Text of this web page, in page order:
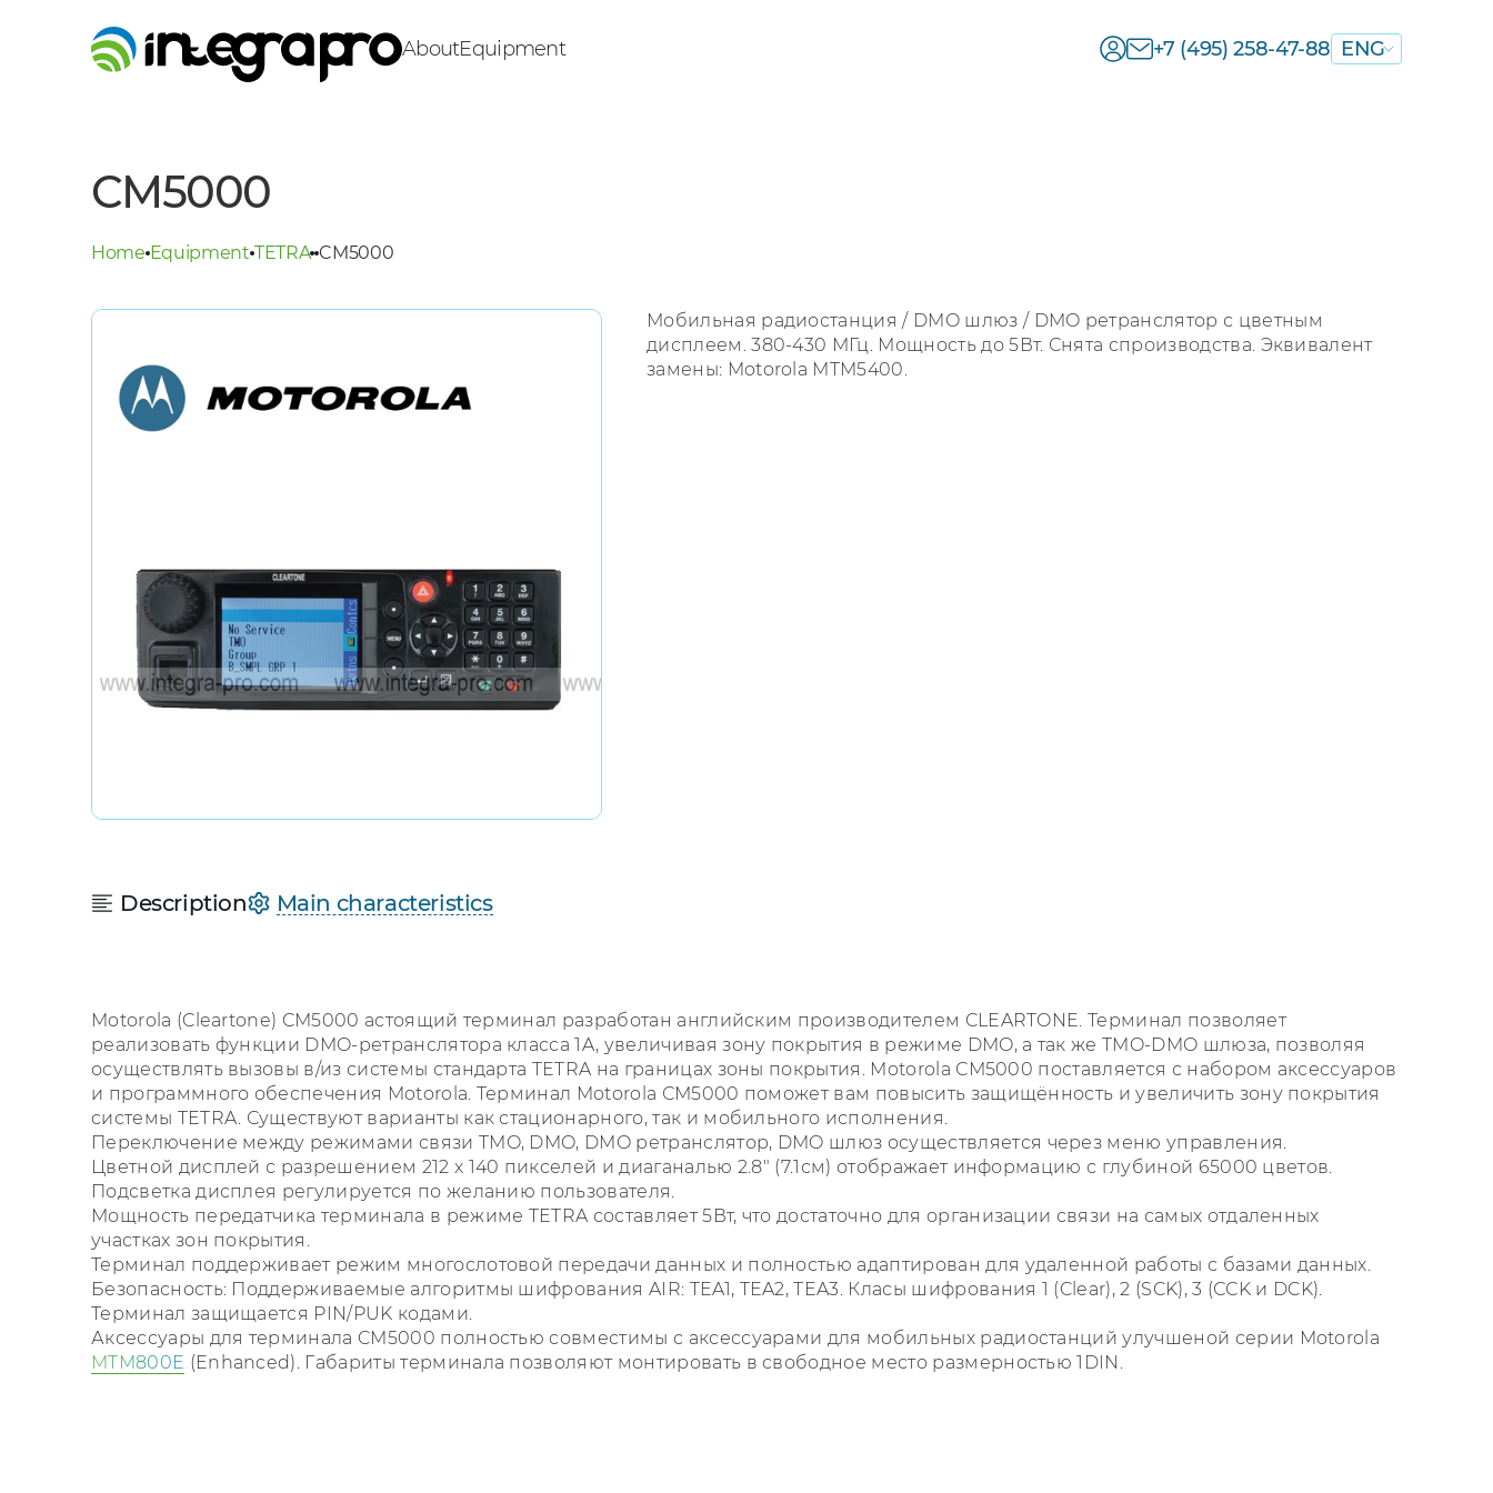
AboutEquipment +7 (495) 258-47-88 ENG
CM5000
Home Equipment TETRA CM5000
Мобильная радиостанция / DMO шлюз / DMO ретранслятор с цветным
дисплеем. 380-430 МГц. Мощность до 5Вт. Снята спроизводства. Эквивалент
замены: Motorola MTM5400.
Description Main characteristics
Motorola (Cleartone) CM5000 астоящий терминал разработан английским производителем CLEARTONE. Терминал позволяет
реализовать функции DMO-ретранслятора класса 1A, увеличивая зону покрытия в режиме DMO, а так же TMO-DMO шлюза, позволяя
осуществлять вызовы в/из системы стандарта TETRA на границах зоны покрытия. Motorola СМ5000 поставляется с набором аксессуаров
и программного обеспечения Motorola. Терминал Motorola СМ5000 поможет вам повысить защищённость и увеличить зону покрытия
системы TETRA. Существуют варианты как стационарного, так и мобильного исполнения.
Переключение между режимами связи TMO, DMO, DMO ретранслятор, DMO шлюз осуществляется через меню управления.
Цветной дисплей с разрешением 212 х 140 пикселей и диаганалью 2.8" (7.1см) отображает информацию с глубиной 65000 цветов.
Подсветка дисплея регулируется по желанию пользователя.
Мощность передатчика терминала в режиме TETRA составляет 5Вт, что достаточно для организации связи на самых отдаленных
участках зон покрытия.
Терминал поддерживает режим многослотовой передачи данных и полностью адаптирован для удаленной работы с базами данных.
Безопасность: Поддерживаемые алгоритмы шифрования AIR: TEA1, TEA2, TEA3. Класы шифрования 1 (Clear), 2 (SCK), 3 (ССK и DCK).
Терминал защищается PIN/PUK кодами.
Аксессуары для терминала CM5000 полностью совместимы с аксессуарами для мобильных радиостанций улучшеной серии Motorola
MTM800E (Enhanced). Габариты терминала позволяют монтировать в свободное место размерностью 1DIN.